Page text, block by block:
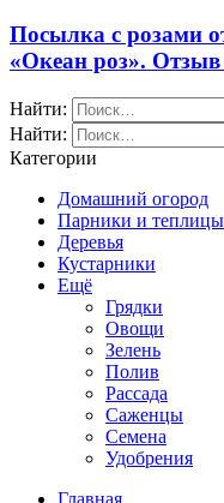
Посылка с розами
«Океан роз». Отзыв
Найти:
Найти:
Категории
Домашний огород
Парники и теплицы
Деревья
Кустарники
Ещё
Грядки
Овощи
Зелень
Полив
Рассада
Саженцы
Семена
Удобрения
Главная